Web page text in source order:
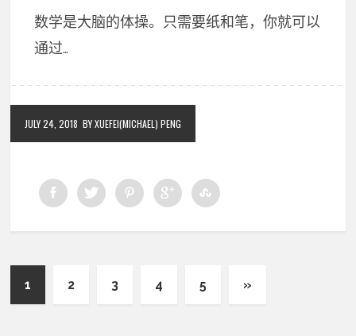
数学是大脑的体操。只需要纸和笔，你就可以
通过…
JULY 24, 2018 BY XUEFEI(MICHAEL) PENG
1 2 3 4 5 »